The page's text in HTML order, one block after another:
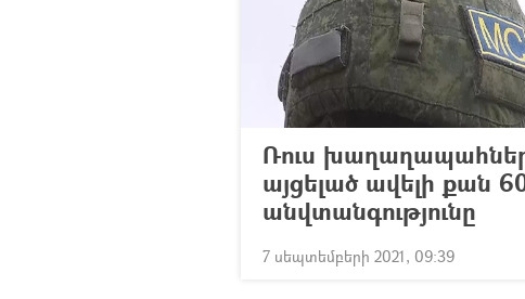
Ռուս
այցելած ավելի քան
անվտանգությունը
7 սեպտեմբերի 2021, 09:39